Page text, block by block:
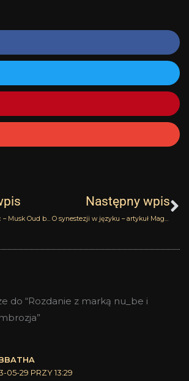
Ostatnia Arabska Noc – Musk Oud by Kilian
Następny wpis
O synestezji w języku – artykuł Magdaleny Zawisławskiej
do “Rozdanie z marką nu_be i
05-29 PRZY 13:29